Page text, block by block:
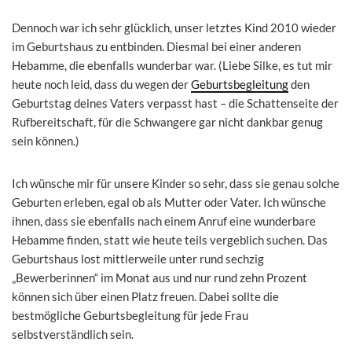
Dennoch war ich sehr glücklich, unser letztes Kind 2010 wieder
im Geburtshaus zu entbinden. Diesmal bei einer anderen
Hebamme, die ebenfalls wunderbar war. (Liebe Silke, es tut mir
heute noch leid, dass du wegen derGeburtsbegleitungden
Geburtstag deines Vaters verpasst hast – die Schattenseite der
Rufbereitschaft, für die Schwangere gar nicht dankbar genug
sein können.)
Ich wünsche mir für unsere Kinder so sehr, dass sie genau solche
Geburten erleben, egal ob als Mutter oder Vater. Ich wünsche
ihnen, dass sie ebenfalls nach einem Anruf eine wunderbare
Hebamme finden, statt wie heute teils vergeblich suchen. Das
Geburtshaus lost mittlerweile unter rund sechzig
„Bewerberinnen“ im Monat aus und nur rund zehn Prozent
können sich über einen Platz freuen. Dabei sollte die
bestmögliche Geburtsbegleitung für jede Frau
selbstverständlich sein.